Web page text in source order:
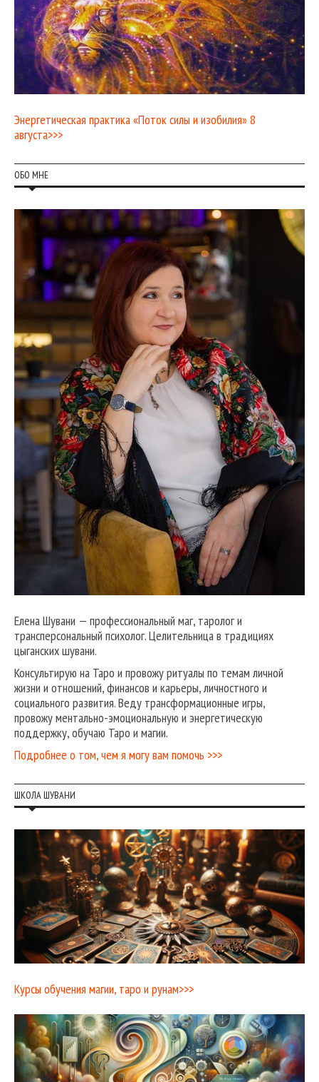
Энергетическая практика «Поток силы и изобилия» 8
августа>>>
ОБО МНЕ
Елена Шувани — профессиональный маг, таролог и
трансперсональный психолог. Целительница в традициях
цыганских шувани.
Консультирую на Таро и провожу ритуалы по темам личной
жизни и отношений, финансов и карьеры, личностного и
социального развития. Веду трансформационные игры,
провожу ментально-эмоциональную и энергетическую
поддержку, обучаю Таро и магии.
Подробнее о том, чем я могу вам помочь >>>
ШКОЛА ШУВАНИ
Курсы обучения магии, таро и рунам>>>